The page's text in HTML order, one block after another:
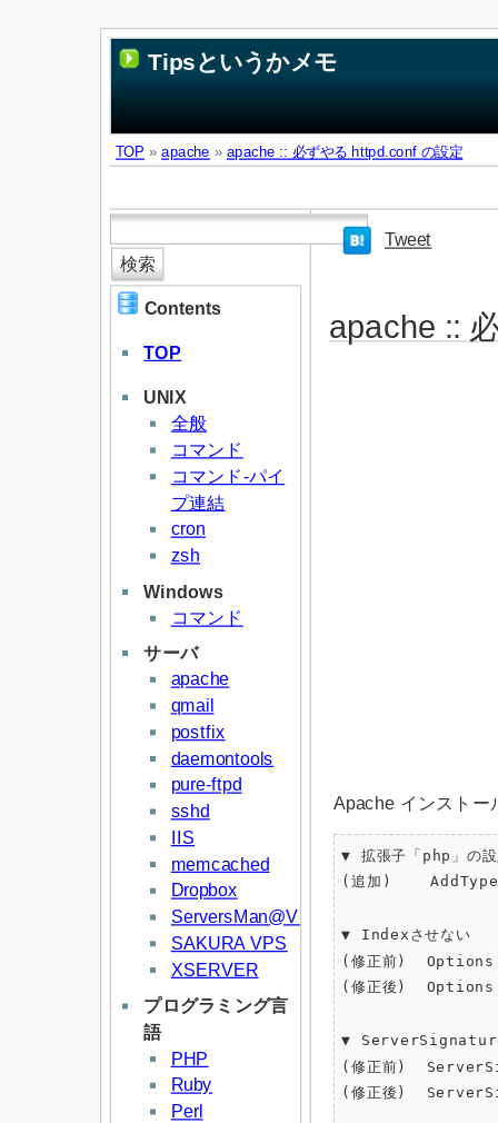
Tipsというかメモ
TOP »apache » apache :: 必ずやる httpd.conf の設定
Contents
TOP
UNIX
全般
コマンド
コマンド-パイ
プ連結
cron
zsh
Windows
コマンド
サーバ
apache
qmail
postfix
daemontools
pure-ftpd
sshd
IIS
memcached
Dropbox
ServersMan@VPS
SAKURA VPS
XSERVER
プログラミング言
語
PHP
Ruby
Perl
Tweet
apache ::
Apache インストー
▼ 拡張子「php」の
(追加)
▼ Indexさせない
(修正前)
(修正後)
▼ ServerSignature
(修正前)
(修正後)